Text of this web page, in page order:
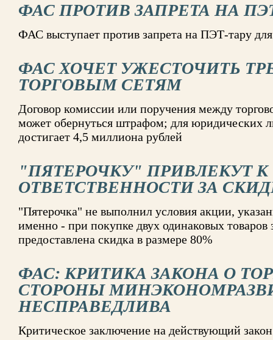
ФАС ПРОТИВ ЗАПРЕТА НА
ФАС выступает против запрета на ПЭТ-тару
ФАС ХОЧЕТ УЖЕСТОЧИТЬ
ТОРГОВЫМ СЕТЯМ
Договор комиссии или поручения между
может обернуться штрафом; для юридических
достигает 4,5 миллиона рублей
"ПЯТЕРОЧКУ" ПРИВЛЕКУТ К
ОТВЕТСТВЕННОСТИ ЗА
"Пятерочка" не выполнил условия акции,
именно - при покупке двух одинаковых товаров
предоставлена скидка в размере 80%
ФАС: КРИТИКА ЗАКОНА О
СТОРОНЫ
НЕСПРАВЕДЛИВА
Критическое заключение на действующий